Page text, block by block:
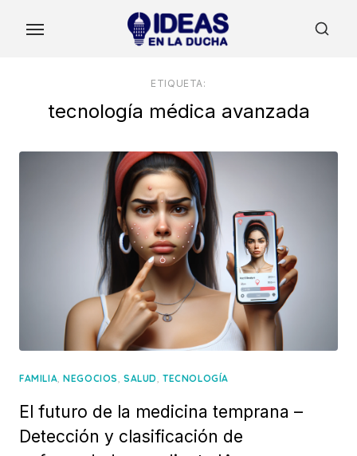
ETIQUETA:
tecnología médica avanzada
FAMILIA,NEGOCIOS,SALUD,TECNOLOGÍA
El futuro de la medicina temprana –
Detección y clasificación de